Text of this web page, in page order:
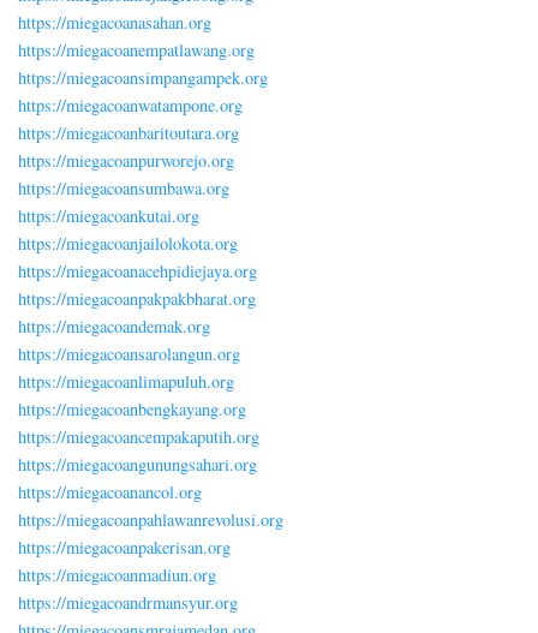
https://miegacoanasahan.org
https://miegacoanempatlawang.org
https://miegacoansimpangampek.org
https://miegacoanwatampone.org
https://miegacoanbaritoutara.org
https://miegacoanpurworejo.org
https://miegacoansumbawa.org
https://miegacoankutai.org
https://miegacoanjailolokota.org
https://miegacoanacehpidiejaya.org
https://miegacoanpakpakbharat.org
https://miegacoandemak.org
https://miegacoansarolangun.org
https://miegacoanlimapuluh.org
https://miegacoanbengkayang.org
https://miegacoancempakaputih.org
https://miegacoangunungsahari.org
https://miegacoanancol.org
https://miegacoanpahlawanrevolusi.org
https://miegacoanpakerisan.org
https://miegacoanmadiun.org
https://miegacoandrmansyur.org